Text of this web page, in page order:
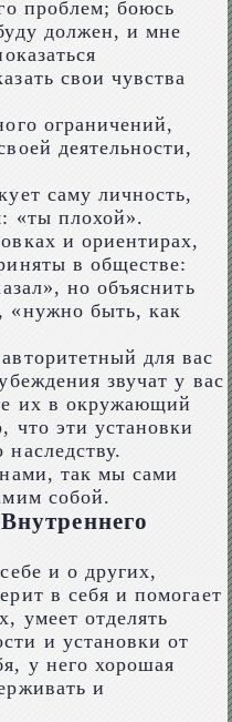
проблем; боюсь
должен, и мне
свои чувства
ограничений,
деятельности,
саму личность,
«ты плохой».
и ориентирах,
в обществе:
но объяснить
«нужно быть, как
для вас
звучат у вас
их в окружающий
что эти установки
так мы сами
собой.
и о других,
в себя и помогает
умеет отделять
и установки от
у него хорошая
и